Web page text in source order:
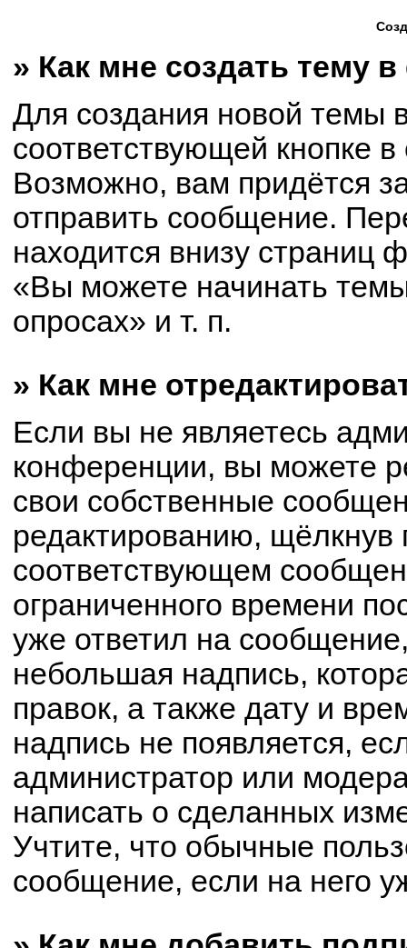
» Как мне создать тему
Для создания новой темы
соответствующей кнопке
Возможно, вам придётся
отправить сообщение.
находится внизу
«Вы можете начинать
опросах» и т. п.
» Как мне
Если вы не являетесь
конференции, вы можете
свои собственные
редактированию, щёлкнув
соответствующем
ограниченного времени
уже ответил на
небольшая надпись,
правок, а также дату и
надпись не появляется,
администратор или
написать о сделанных
Учтите, что обычные
сообщение, если на него